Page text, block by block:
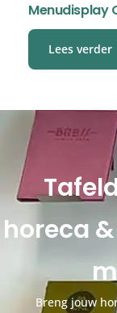
Menudisplay
Lees verder
horeca
Breng jouw